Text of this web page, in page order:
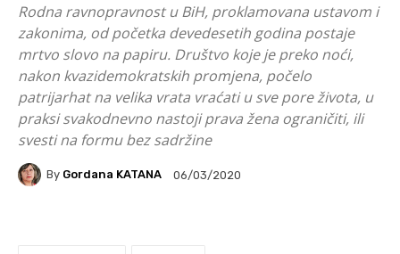
Rodna ravnopravnost u BiH, proklamovana ustavom i
zakonima, od početka devedesetih godina postaje
mrtvo slovo na papiru. Društvo koje je preko noći,
nakon kvazidemokratskih promjena, počelo
patrijarhat na velika vrata vraćati u sve pore života, u
praksi svakodnevno nastoji prava žena ograničiti, ili
svesti na formu bez sadržine
By Gordana KATANA 06/03/2020